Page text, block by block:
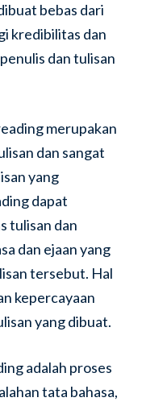
bebas dari
kredibilitas dan
dan tulisan
merupakan
dan sangat
yang
dapat
tulisan dan
dan ejaan yang
tersebut. Hal
kepercayaan
yang dibuat.
adalah proses
tata bahasa,